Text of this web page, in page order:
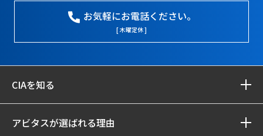
お気軽にお電話ください。
[ 木曜定休 ]
CIAを知る
アビタスが選ばれる理由